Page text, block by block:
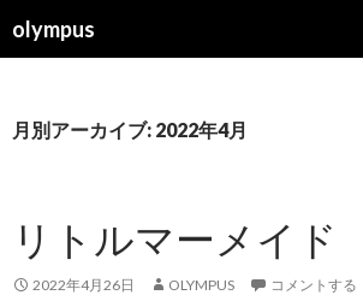
olympus
索
ン
キ
ッ
プ
月別アーカイブ: 2022年4月
リトルマーメイド
2022年4月26日 OLYMPUS コメントする